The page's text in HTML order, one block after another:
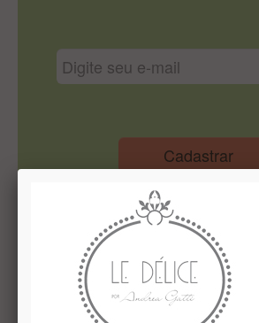
Cadastrar
Institucional
Quem Somos
Le Délice Atelier
Lista de comparação